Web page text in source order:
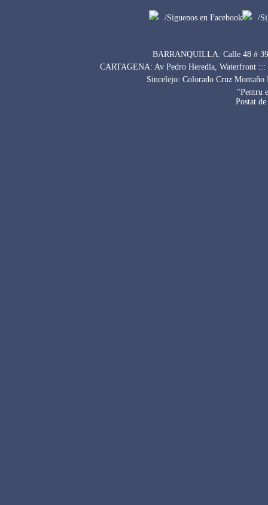
/Siguenos en Facebook /
BARRANQUILLA: Calle 48 #
CARTAGENA: Av Pedro Heredia, Waterfront
Sincelejo: Colorado Cruz
"Pentru
Postat